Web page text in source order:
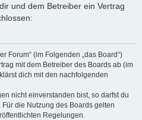
und dem Betreiber ein Vertrag
Forum“ (im Folgenden „das Board“)
mit dem Betreiber des Boards ab (im
dich mit den nachfolgenden
nicht einverstanden bist, so darfst du
die Nutzung des Boards gelten
Regelungen.